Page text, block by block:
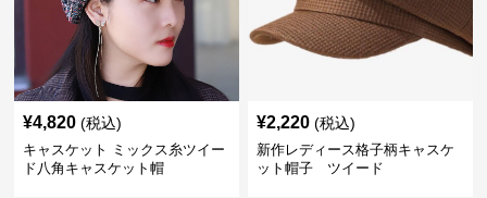
¥4,820 (税込)
キャスケット ミックス糸ツイー
ド八角キャスケット帽
¥2,220 (税込)
新作レディース格子柄キャスケ
ット帽子 ツイード